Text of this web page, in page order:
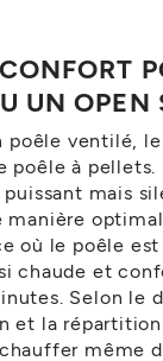
UN OPEN
poêle ventilé,
poêle à pellets.
mais
manière
où le poêle
chaude et
Selon le
et la
même